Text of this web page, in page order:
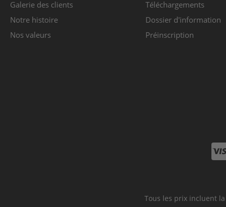
Galerie des clients
Notre histoire
Nos valeurs
Téléchargements
Dossier d'information
Préinscription
Tous les prix incluent